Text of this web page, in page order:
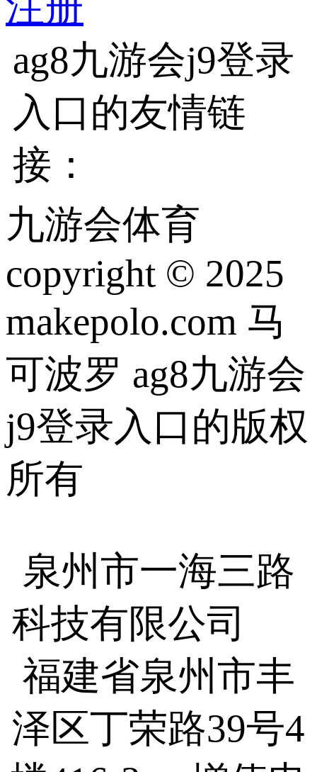
ag8九游会j9登录
入口的友情链
接：
九游会体育
copyright © 2025
makepolo.com 马
可波罗 ag8九游会
j9登录入口的版权
所有
泉州市一海三路
科技有限公司
福建省泉州市丰
泽区丁荣路39号4